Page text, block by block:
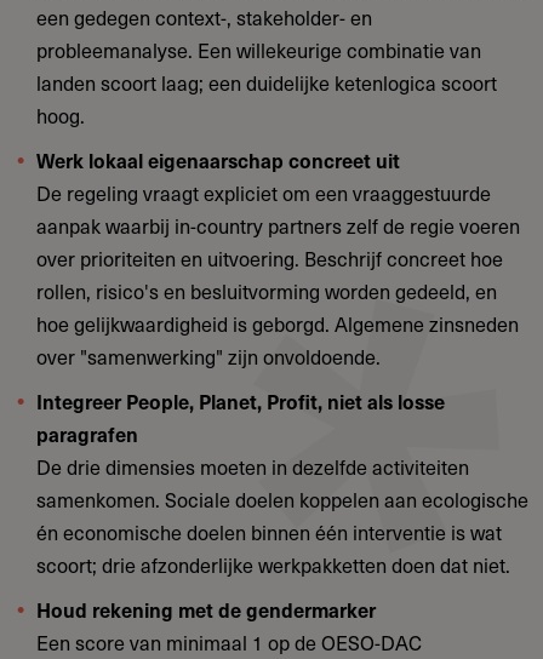
een gedegen context-, stakeholder- en
probleemanalyse. Een willekeurige combinatie van
landen scoort laag; een duidelijke ketenlogica scoort
hoog.
Werk lokaal eigenaarschap concreet uit
De regeling vraagt expliciet om een vraaggestuurde
aanpak waarbij in-country partners zelf de regie voeren
over prioriteiten en uitvoering. Beschrijf concreet hoe
rollen, risico's en besluitvorming worden gedeeld, en
hoe gelijkwaardigheid is geborgd. Algemene zinsneden
over "samenwerking" zijn onvoldoende.
Integreer People, Planet, Profit, niet als losse
paragrafen
De drie dimensies moeten in dezelfde activiteiten
samenkomen. Sociale doelen koppelen aan ecologische
én economische doelen binnen één interventie is wat
scoort; drie afzonderlijke werkpakketten doen dat niet.
Houd rekening met de gendermarker
Een score van minimaal 1 op de OESO-DAC